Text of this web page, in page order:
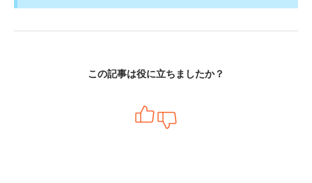
この記事は役に立ちましたか？